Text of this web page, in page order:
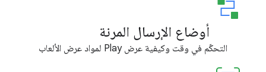
أوضاع الإرسال المرنة
التحكّم في وقت وكيفية عرض Play لمواد عرض الألعاب